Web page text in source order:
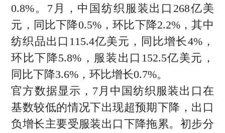
0.8%。7月，中国纺织服装出口268亿美
元，同比下降0.5%，环比下降2.2%，其中
纺织品出口115.4亿美元，同比增长4%，
环比下降5.8%，服装出口152.5亿美元，
同比下降3.6%，环比增长0.7%。
官方数据显示，7月中国纺织服装出口在
基数较低的情况下出现超预期下降，出口
负增长主要受服装出口下降拖累。初步分